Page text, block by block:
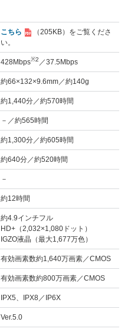
こちら （205KB） をご覧くださ
い。
428Mbps※2 ／37.5Mbps
約66×132×9.6mm／約140g
約1,440分／約570時間
－／約565時間
約1,300分／約605時間
約640分／約520時間
－
約12時間
約4.9インチフル
HD+（2,032×1,080ドット）
IGZO液晶（最大1,677万色）
有効画素数約1,640万画素／CMOS
有効画素数約800万画素／CMOS
IPX5、IPX8／IP6X
Ver.5.0